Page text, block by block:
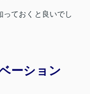
っておくと良いでし
ーション